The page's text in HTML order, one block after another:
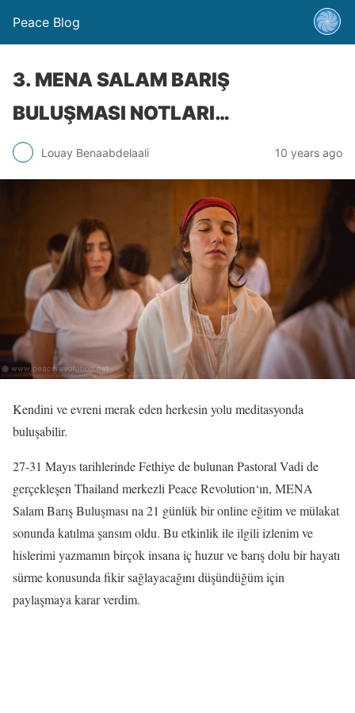
Peace Blog
3. MENA SALAM BARIŞ
BULUŞMASI NOTLARI…
Louay Benaabdelaali 10 years ago
Kendini ve evreni merak eden herkesin yolu meditasyonda
buluşabilir.
27-31 Mayıs tarihlerinde Fethiye de bulunan Pastoral Vadi de
gerçekleşen Thailand merkezli Peace Revolution‘ın, MENA
Salam Barış Buluşması na 21 günlük bir online eğitim ve mülakat
sonunda katılma şansım oldu. Bu etkinlik ile ilgili izlenim ve
hislerimi yazmamın birçok insana iç huzur ve barış dolu bir hayatı
sürme konusunda fikir sağlayacağını düşündüğüm için
paylaşmaya karar verdim.